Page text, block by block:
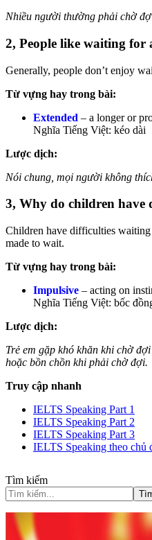
Nhiều người thường phải chờ
2, People like waiting for
Generally, people don’t enjoy
Từ vựng hay trong bài:
Extended – a longer or
Nghĩa Tiếng Việt: kéo dài
Lược dịch:
Nói chung, mọi người không
3, Why do children have
Children have difficulties
made to wait.
Từ vựng hay trong bài:
Impulsive – acting on
Nghĩa Tiếng Việt: bốc
Lược dịch:
Trẻ em gặp khó khăn khi chờ
hoặc bồn chồn khi phải chờ đợi.
Truy cập nhanh
IELTS Speaking Part 1
IELTS Speaking Part 2
IELTS Speaking Part 3
IELTS Speaking theo chủ
Tìm kiếm